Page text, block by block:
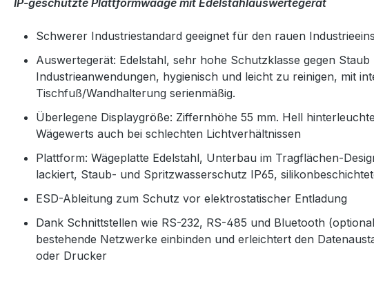
IP-geschützte Plattformwaage mit Edelstahlauswertegerät
Schwerer Industriestandard geeignet für den rauen
Auswertegerät: Edelstahl, sehr hohe Schutzklasse gegen
Industrieanwendungen, hygienisch und leicht zu reinigen, mit
Tischfuß/Wandhalterung serienmäßig.
Überlegene Displaygröße: Ziffernhöhe 55 mm. Hell
Wägewerts auch bei schlechten Lichtverhältnissen
Plattform: Wägeplatte Edelstahl, Unterbau im Tragflächen-
lackiert, Staub- und Spritzwasserschutz IP65,
ESD-Ableitung zum Schutz vor elektrostatischer Entladung
Dank Schnittstellen wie RS-232, RS-485 und Bluetooth
bestehende Netzwerke einbinden und erleichtert den
oder Drucker